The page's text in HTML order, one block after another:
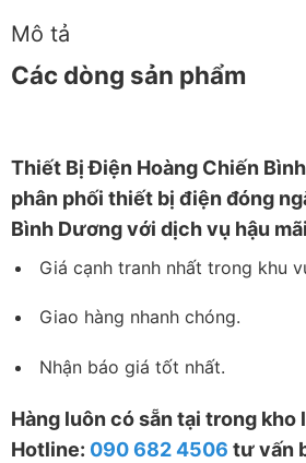
Mô tả
Các dòng sản phẩm
Thiết Bị Điện Hoàng Chiến
phân phối thiết bị điện đóng
Bình Dương với dịch vụ hậu
Giá cạnh tranh nhất trong khu
Giao hàng nhanh chóng.
Nhận báo giá tốt nhất.
Hàng luôn có sẵn tại trong kho
Hotline: 090 682 4506 tư vấn